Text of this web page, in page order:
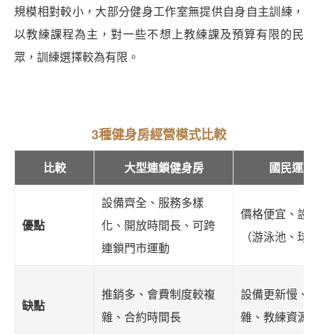
規模相對較小，大部分健身工作室無提供自身自主訓練，
以教練課程為主，對一些不想上教練課及預算有限的民
眾，訓練選擇較為有限。
3種健身房經營模式比較
比較 大型連鎖健身房 國民運動
優點
設備齊全、服務多樣
化、開放時間長、可跨
連鎖門市運動
價格便宜、設
（游泳池、球
缺點
推銷多、會費制度較複
雜、合約時間長
設備更新慢、
雜、教練資源